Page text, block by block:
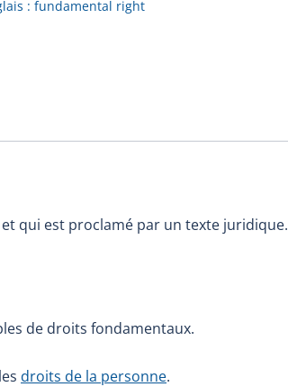
à la fiche en
: fundamental right
qui est proclamé par un texte juridique.
de droits fondamentaux.
droits de la personne.